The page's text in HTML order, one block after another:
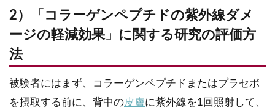
2）「コラーゲンペプチドの紫外線ダメ
ージの軽減効果」に関する研究の評価方
法
被験者にはまず、コラーゲンペプチドまたはプラセボ
を摂取する前に、背中の皮膚に紫外線を1回照射して、